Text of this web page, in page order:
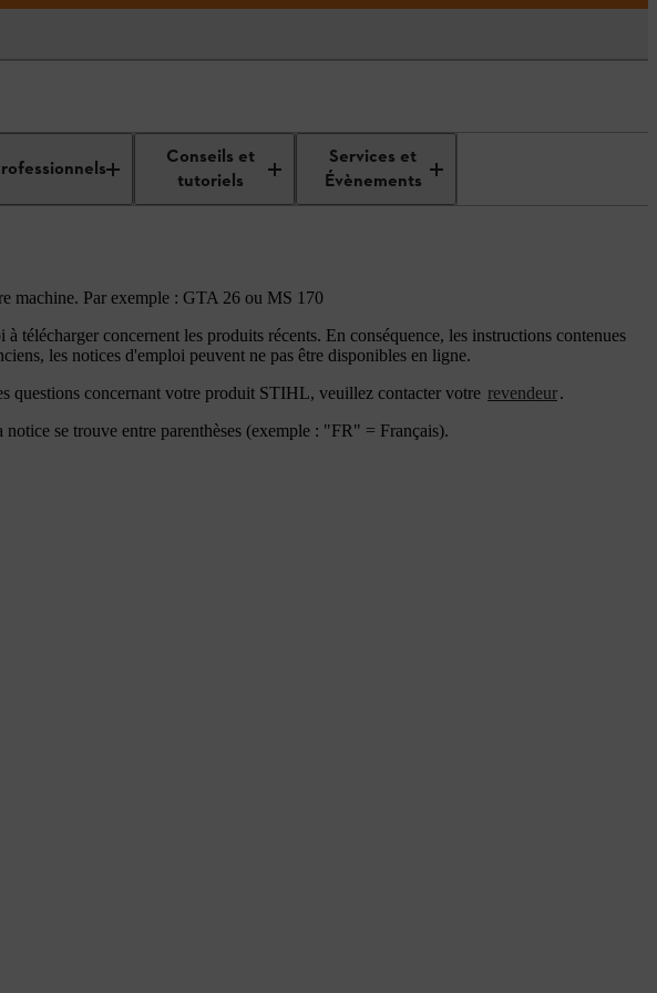
Conseils et
tutoriels
Services et
Évènements
machine. Par exemple : GTA 26 ou MS 170
concernent les produits récents. En conséquence, les instructions contenues
les notices d'emploi peuvent ne pas être disponibles en ligne.
questions concernant votre produit STIHL, veuillez contacter votre revendeur.
se trouve entre parenthèses (exemple : "FR" = Français).